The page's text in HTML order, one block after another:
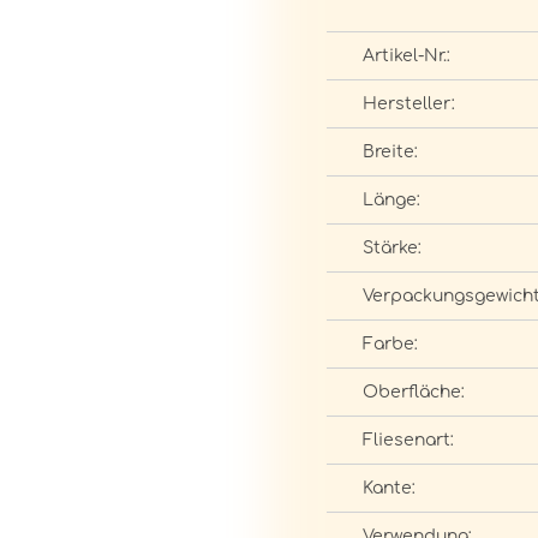
Artikel-Nr.:
Hersteller:
Breite:
Länge:
Stärke:
Farbe:
Oberfläche:
Fliesenart:
Kante: